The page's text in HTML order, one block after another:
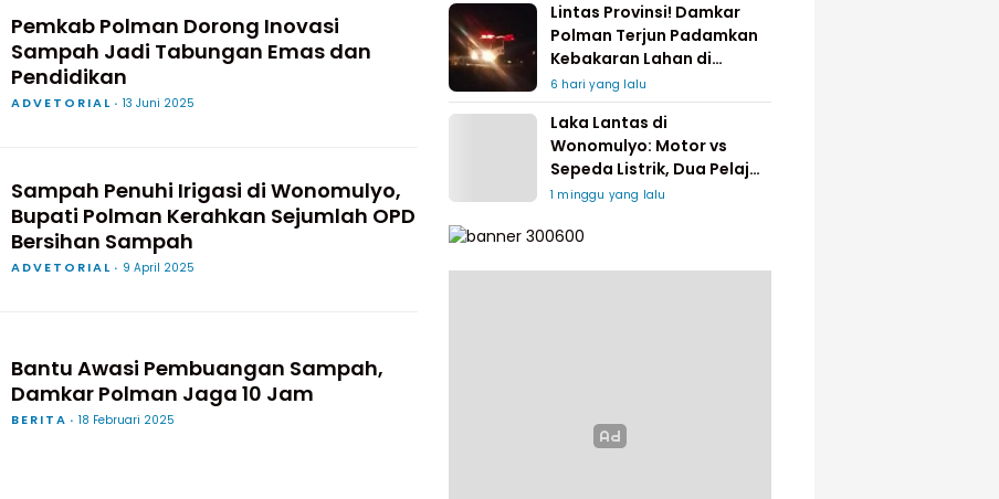
Pemkab Polman Dorong Inovasi
Sampah Jadi Tabungan Emas dan
Pendidikan
ADVETORIAL 13 Juni 2025
Sampah Penuhi Irigasi di Wonomulyo,
Bupati Polman Kerahkan Sejumlah OPD
Bersihan Sampah
ADVETORIAL 9 April 2025
Bantu Awasi Pembuangan Sampah,
Damkar Polman Jaga 10 Jam
BERITA 18 Februari 2025
Lintas Provinsi! Damkar
Polman Terjun Padamkan
Kebakaran Lahan di
Pinrang
6 hari yang lalu
Laka Lantas di
Wonomulyo: Motor vs
Sepeda Listrik, Dua Pelajar
Dilarikan ke Rumah Sakit
1 minggu yang lalu